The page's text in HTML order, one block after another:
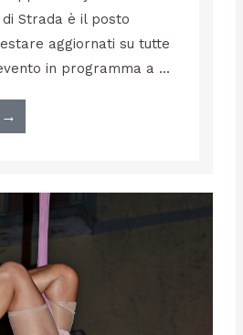
Strada è il posto
aggiornati su tutte
in programma a ...
→